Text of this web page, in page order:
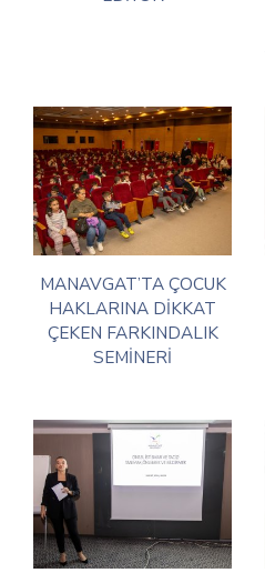
MANAVGAT’TA ÇOCUK
HAKLARINA DİKKAT
ÇEKEN FARKINDALIK
SEMİNERİ